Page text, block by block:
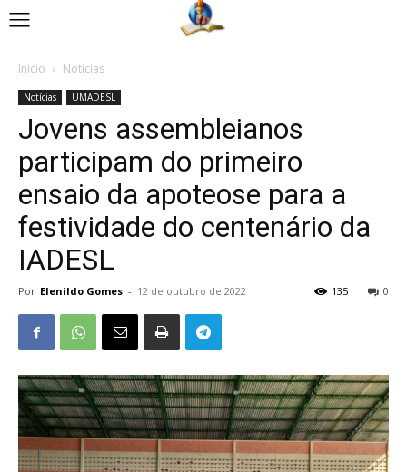
Início Notícias
Notícias UMADESL
Jovens assembleianos
participam do primeiro
ensaio da apoteose para a
festividade do centenário da
IADESL
Por Elenildo Gomes - 12 de outubro de 2022 0
135